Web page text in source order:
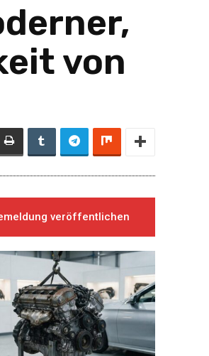
von
veröffentlichen